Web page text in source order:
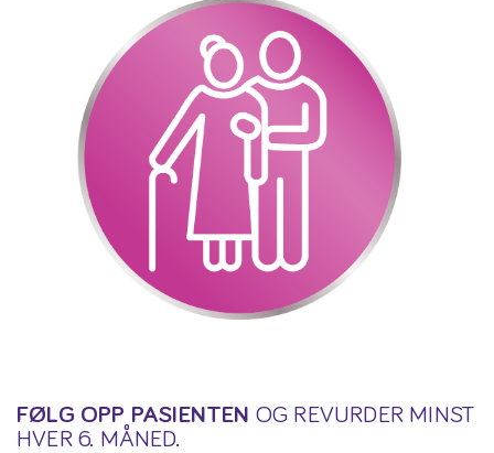
FØLG OPP PASIENTEN OG REVURDER MINST
HVER 6. MÅNED.